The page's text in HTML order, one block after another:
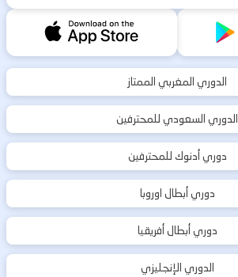
الدوري المغربي الممتاز
الدوري السعودي للمحترفين
دوري أدنوك للمحترفين
دوري أبطال اوروبا
دوري أبطال أفريقيا
الدوري الإنجليزي